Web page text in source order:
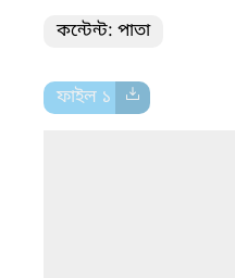
কন্টেন্ট: পাতা
ফাইল ১